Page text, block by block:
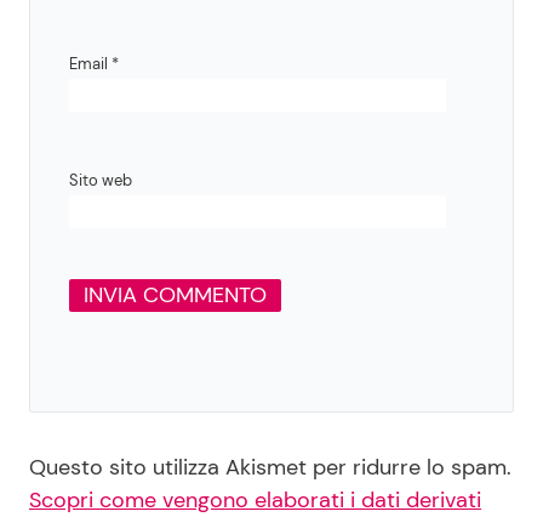
Email *
Sito web
Questo sito utilizza Akismet per ridurre lo spam.
Scopri come vengono elaborati i dati derivati